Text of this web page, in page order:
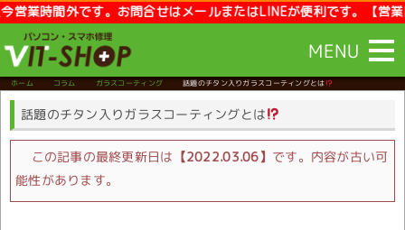
間外です。お問合せはメールまたはLINEが便利です。【営業時
MENU
ホーム コラム ガラスコーティング 話題のチタン入りガラスコーティングとは
話題のチタン入りガラスコーティングとは
この記事の最終更新日は 【2022.03.06】 です。内容が古い可
能性があります。